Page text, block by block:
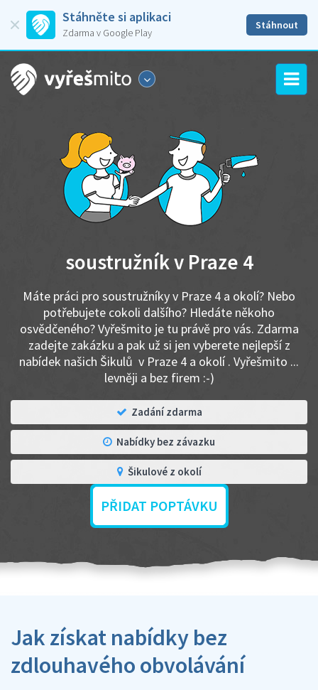
Stáhněte si aplikaci
Zdarma v Google Play
Stáhnout
soustružník v Praze 4
Máte práci pro soustružníky v Praze 4 a okolí? Nebo
potřebujete cokoli dalšího? Hledáte někoho
osvědčeného? Vyřešmito je tu právě pro vás. Zdarma
zadejte zakázku a pak už si jen vyberete nejlepší z
nabídek našich Šikulů v Praze 4 a okolí . Vyřešmito ...
levněji a bez firem :-)
Zadání zdarma
Nabídky bez závazku
Šikulové z okolí
PŘIDAT POPTÁVKU
Jak získat nabídky bez
zdlouhavého obvolávání